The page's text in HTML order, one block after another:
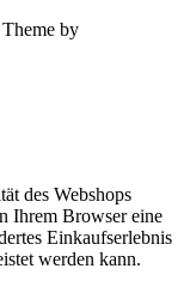
by
des Webshops
Ihrem Browser eine
Einkaufserlebnis
werden kann.